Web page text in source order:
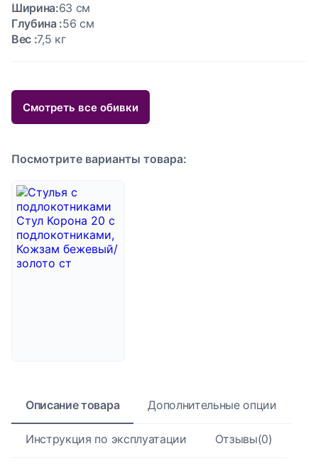
Ширина:63 см
Глубина :56 см
Вес :7,5 кг
Смотреть все обивки
Посмотрите варианты товара:
Описание товара Дополнительные опции
Инструкция по эксплуатации Отзывы(0)